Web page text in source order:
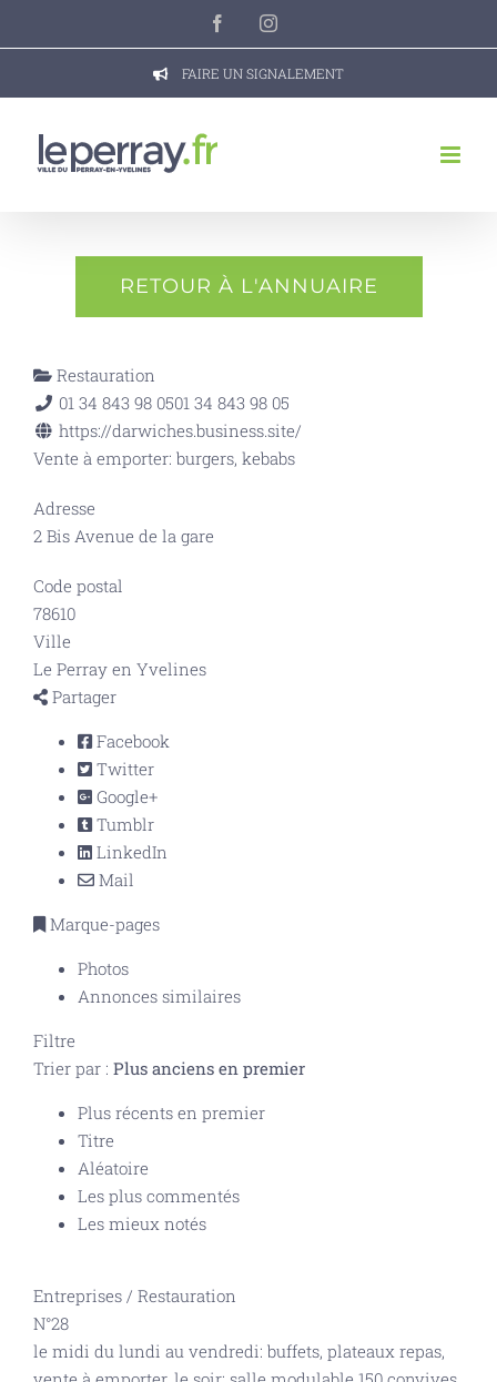
FacebookInstagram
FAIRE UN SIGNALEMENT
RETOUR À L'ANNUAIRE
Restauration
01 34 843 98 0501 34 843 98 05
https://darwiches.business.site/
Vente à emporter: burgers, kebabs
Adresse
2 Bis Avenue de la gare
Code postal
78610
Ville
Le Perray en Yvelines
Partager
Facebook
Twitter
Google+
Tumblr
LinkedIn
Mail
Marque-pages
Photos
Annonces similaires
Filtre
Trier par : Plus anciens en premier
Plus récents en premier
Titre
Aléatoire
Les plus commentés
Les mieux notés
Entreprises / Restauration
N°28
le midi du lundi au vendredi: buffets, plateaux repas,